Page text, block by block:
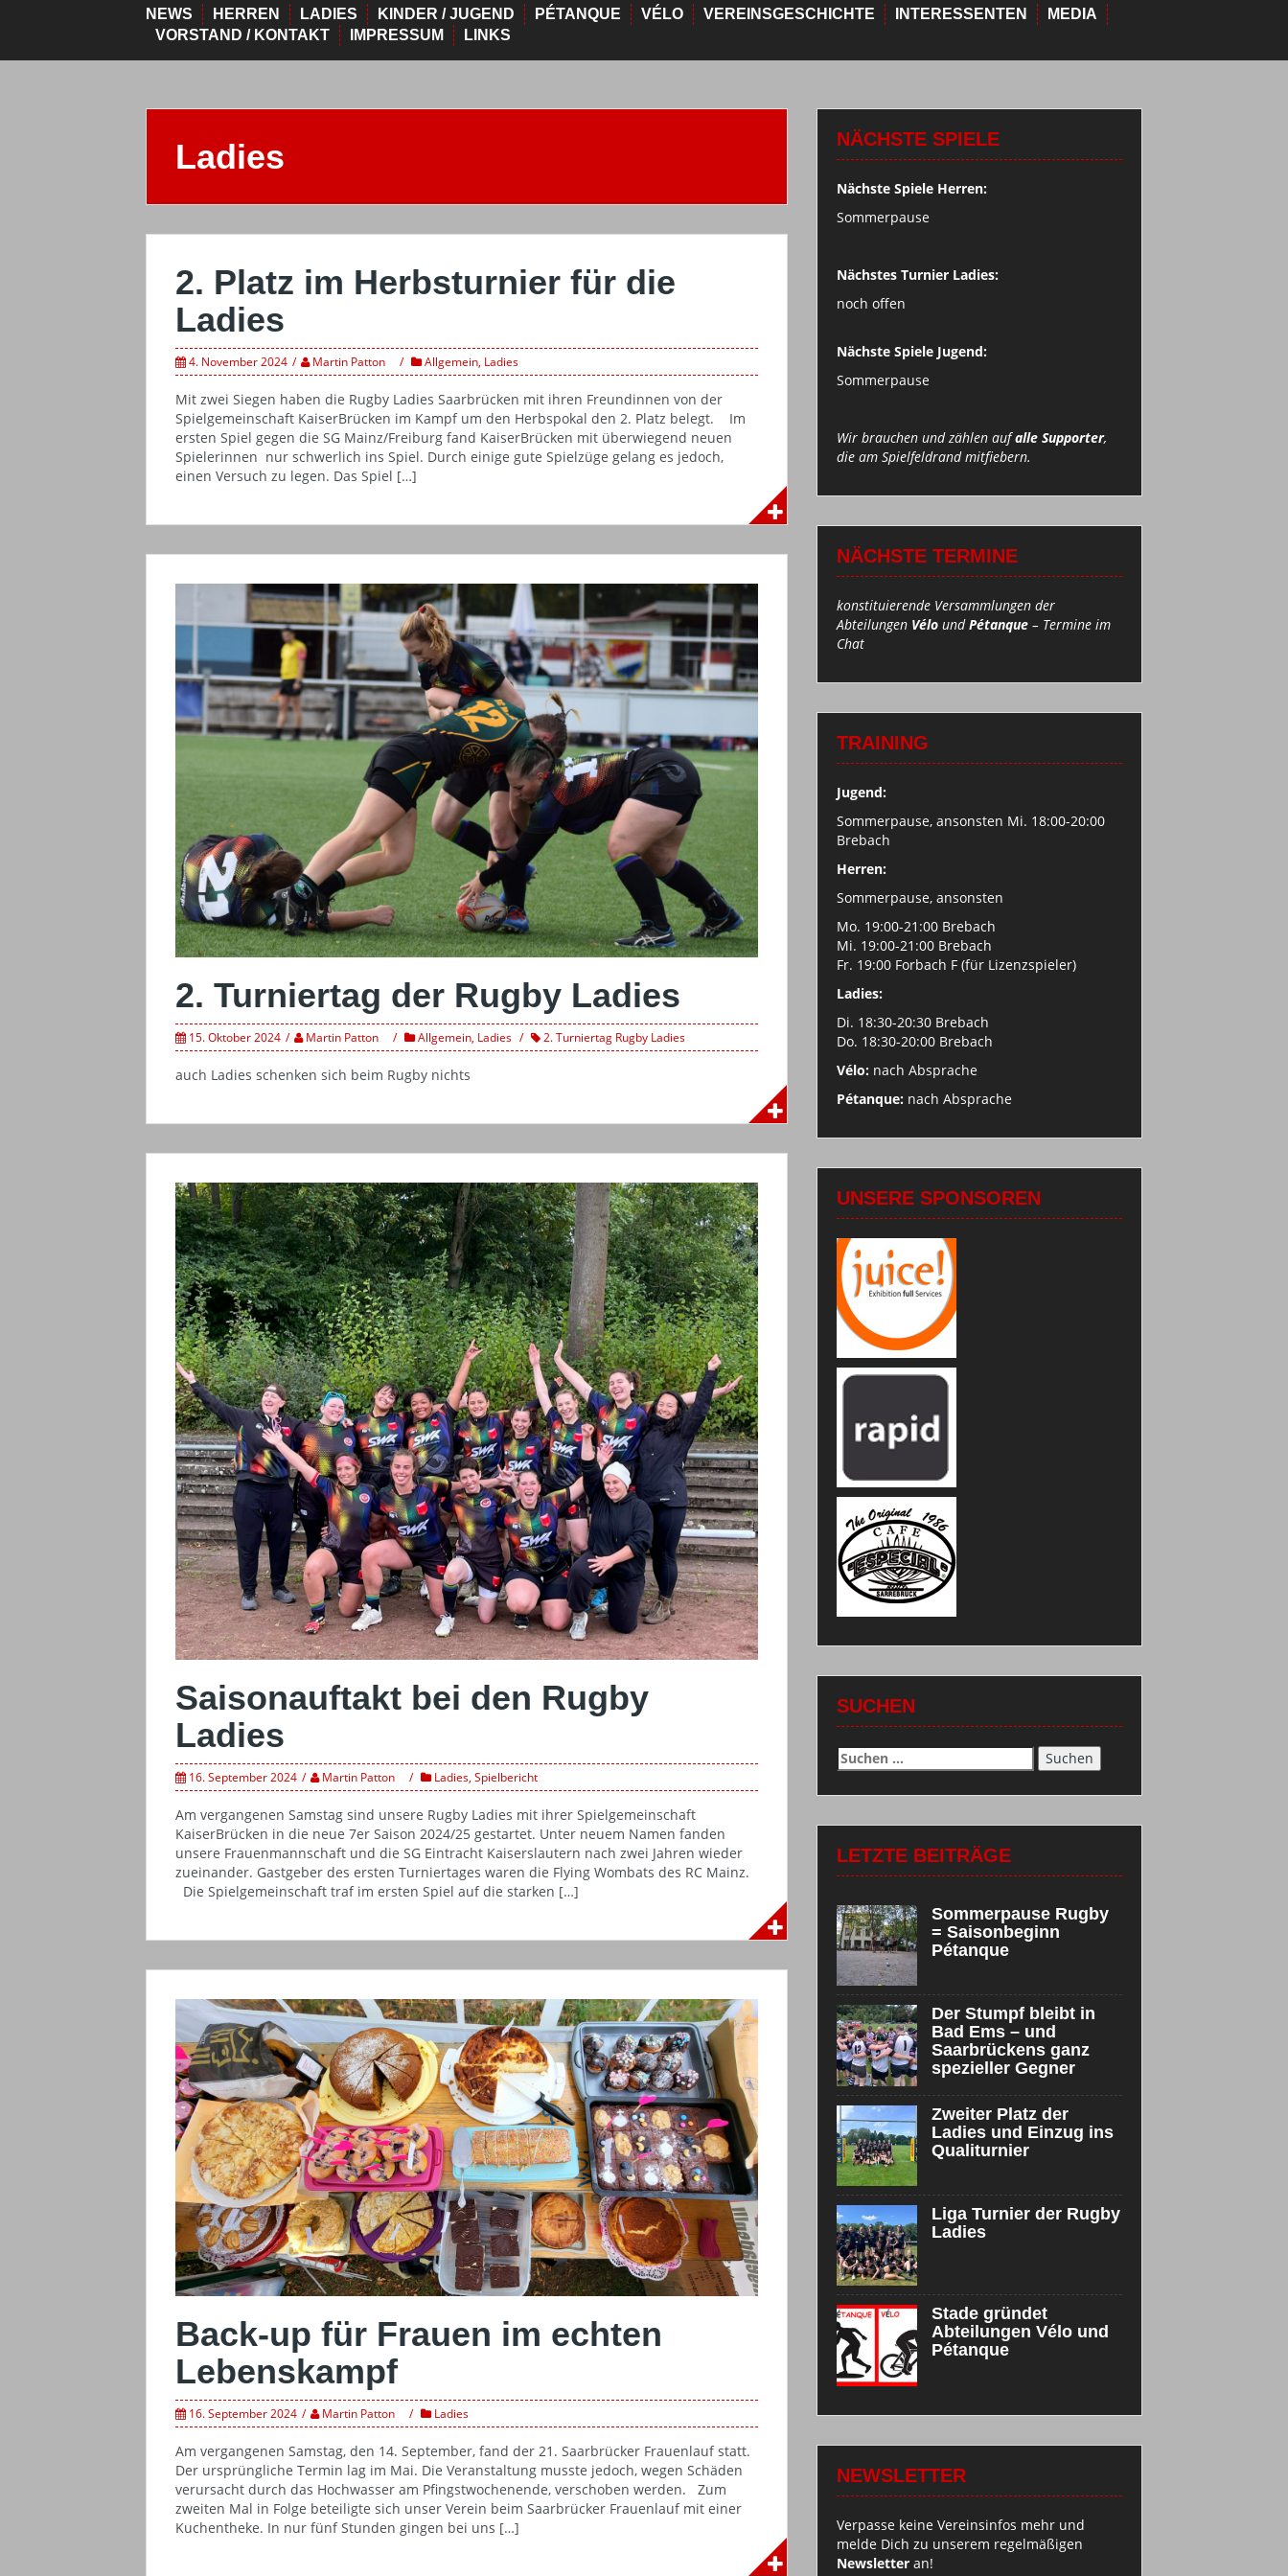
NEWS HERREN LADIES KINDER / JUGEND PÉTANQUE VÉLO VEREINSGESCHICHTE INTERESSENTEN
MEDIA
VORSTAND / KONTAKT
IMPRESSUM LINKS
Ladies
2. Platz im Herbsturnier für die
Ladies
4. November 2024 Martin Patton Allgemein, Ladies
Mit zwei Siegen haben die Rugby Ladies Saarbrücken mit ihren Freundinnen von der
Spielgemeinschaft KaiserBrücken im Kampf um den Herbspokal den 2. Platz belegt. Im
ersten Spiel gegen die SG Mainz/Freiburg fand KaiserBrücken mit überwiegend neuen
Spielerinnen nur schwerlich ins Spiel. Durch einige gute Spielzüge gelang es jedoch,
einen Versuch zu legen. Das Spiel […]
2. Turniertag der Rugby Ladies
15. Oktober 2024 Martin Patton Allgemein, Ladies 2. Turniertag Rugby Ladies
auch Ladies schenken sich beim Rugby nichts
Saisonauftakt bei den Rugby
Ladies
16. September 2024 Martin Patton Ladies, Spielbericht
Am vergangenen Samstag sind unsere Rugby Ladies mit ihrer Spielgemeinschaft
KaiserBrücken in die neue 7er Saison 2024/25 gestartet. Unter neuem Namen fanden
unsere Frauenmannschaft und die SG Eintracht Kaiserslautern nach zwei Jahren wieder
zueinander. Gastgeber des ersten Turniertages waren die Flying Wombats des RC Mainz.
Die Spielgemeinschaft traf im ersten Spiel auf die starken […]
Back-up für Frauen im echten
Lebenskampf
16. September 2024 Martin Patton Ladies
Am vergangenen Samstag, den 14. September, fand der 21. Saarbrücker Frauenlauf statt.
Der ursprüngliche Termin lag im Mai. Die Veranstaltung musste jedoch, wegen Schäden
verursacht durch das Hochwasser am Pfingstwochenende, verschoben werden. Zum
zweiten Mal in Folge beteiligte sich unser Verein beim Saarbrücker Frauenlauf mit einer
Kuchentheke. In nur fünf Stunden gingen bei uns […]
NÄCHSTE SPIELE
Nächste Spiele Herren:
Sommerpause
Nächstes Turnier Ladies:
noch offen
Nächste Spiele Jugend:
Sommerpause
Wir brauchen und zählen aufalle Supporter,
die am Spielfeldrand mitfiebern.
NÄCHSTE TERMINE
konstituierende Versammlungen der
Abteilungen Vélo undPétanque – Termine im
Chat
TRAINING
Jugend:
Sommerpause, ansonsten Mi. 18:00-20:00
Brebach
Herren:
Sommerpause, ansonsten
Mo. 19:00-21:00 Brebach
Mi. 19:00-21:00 Brebach
Fr. 19:00 Forbach F (für Lizenzspieler)
Ladies:
Di. 18:30-20:30 Brebach
Do. 18:30-20:00 Brebach
Vélo: nach Absprache
Pétanque: nach Absprache
UNSERE SPONSOREN
SUCHEN
Suchen
nach:
LETZTE BEITRÄGE
Sommerpause Rugby
= Saisonbeginn
Pétanque
Der Stumpf bleibt in
Bad Ems – und
Saarbrückens ganz
spezieller Gegner
Zweiter Platz der
Ladies und Einzug ins
Qualiturnier
Liga Turnier der Rugby
Ladies
Stade gründet
Abteilungen Vélo und
Pétanque
NEWSLETTER
Verpasse keine Vereinsinfos mehr und
melde Dich zu unserem regelmäßigen
Newsletter an!